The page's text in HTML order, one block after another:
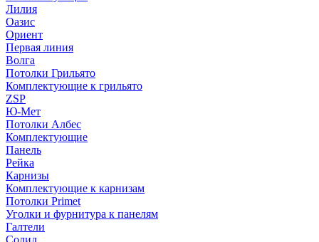
Лилия
Оазис
Ориент
Первая линия
Волга
Потолки Грильято
Комплектующие к грильято
ZSP
Ю-Мет
Потолки Албес
Комплектующие
Панель
Рейка
Карнизы
Комплектующие к карнизам
Потолки Primet
Уголки и фурнитура к панелям
Галтели
Солид